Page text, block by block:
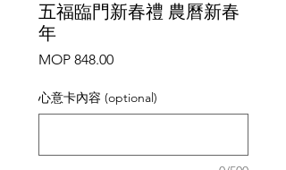
五福臨門新春禮 農曆新春
年
MOP 848.00Price
心意卡內容 (optional)